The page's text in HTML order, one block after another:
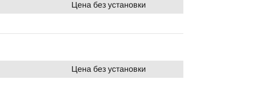
Цена без установки
Цена без установки